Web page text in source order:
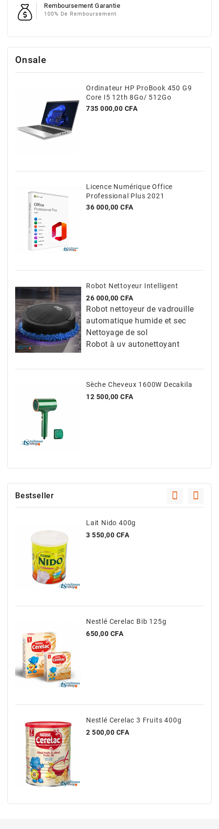
Remboursement Garantie
100% De Remboursement
Onsale
Ordinateur HP ProBook 450 G9
Core I5 12th 8Go/ 512Go
Prix
735 000,00 CFA
Licence Numérique Office
Professional Plus 2021
Prix
36 000,00 CFA
Robot Nettoyeur Intelligent
Prix
26 000,00 CFA
Robot nettoyeur de vadrouille
automatique humide et sec
Nettoyage de sol
Robot à uv autonettoyant
Sèche Cheveux 1600W Decakila
Prix
12 500,00 CFA
Bestseller
Lait Nido 400g
Prix
3 550,00 CFA
Nestlé Cerelac Bib 125g
Prix
650,00 CFA
Nestlé Cerelac 3 Fruits 400g
Prix
2 500,00 CFA